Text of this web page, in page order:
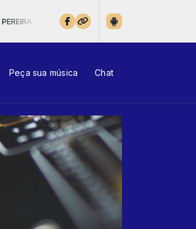
Tocando agora: 12 - Sonda-me - Vem Espírito
Peça sua música Chat